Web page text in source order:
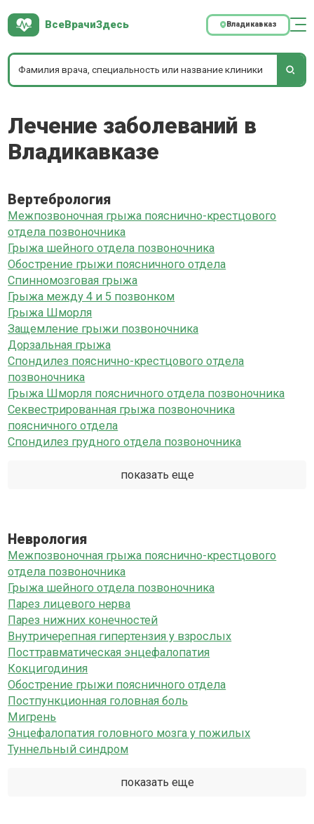
ВсеВрачиЗдесь Владикавказ
Лечение заболеваний в
Владикавказе
Вертебрология
Межпозвоночная грыжа пояснично-крестцового
отдела позвоночника
Грыжа шейного отдела позвоночника
Обострение грыжи поясничного отдела
Спинномозговая грыжа
Грыжа между 4 и 5 позвонком
Грыжа Шморля
Защемление грыжи позвоночника
Дорзальная грыжа
Спондилез пояснично-крестцового отдела
позвоночника
Грыжа Шморля поясничного отдела позвоночника
Секвестрированная грыжа позвоночника
поясничного отдела
Спондилез грудного отдела позвоночника
показать еще
Неврология
Межпозвоночная грыжа пояснично-крестцового
отдела позвоночника
Грыжа шейного отдела позвоночника
Парез лицевого нерва
Парез нижних конечностей
Внутричерепная гипертензия у взрослых
Посттравматическая энцефалопатия
Кокцигодиния
Обострение грыжи поясничного отдела
Постпункционная головная боль
Мигрень
Энцефалопатия головного мозга у пожилых
Туннельный синдром
показать еще